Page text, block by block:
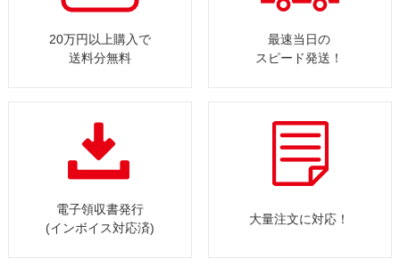
20万円以上購入で
送料分無料
最速当日の
スピード発送！
電子領収書発行
(インボイス対応済)
大量注文に対応！